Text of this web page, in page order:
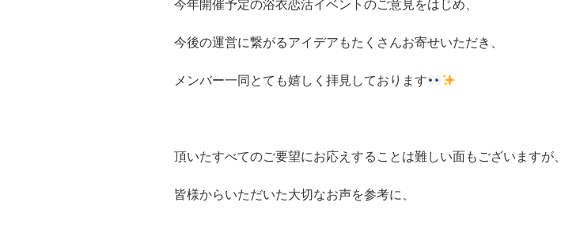
今年開催予定の浴衣恋活イベントのご意見をはじめ、
今後の運営に繋がるアイデアもたくさんお寄せいただき、
メンバー一同とても嬉しく拝見しております
頂いたすべてのご要望にお応えすることは難しい面もございますが、
皆様からいただいた大切なお声を参考に、